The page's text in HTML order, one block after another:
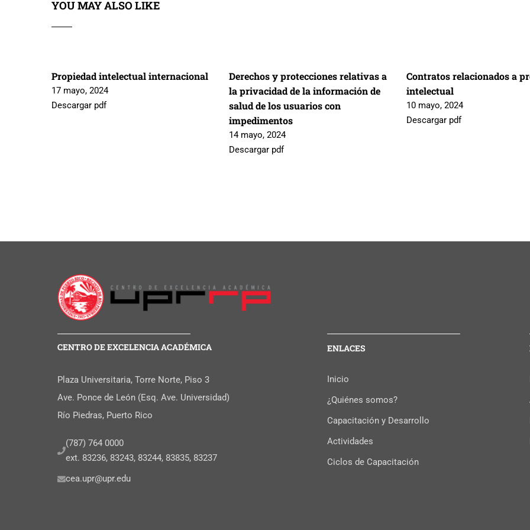
YOU MAY ALSO LIKE
Propiedad intelectual internacional
17 mayo, 2024
Descargar pdf
Derechos y protecciones relativas a
la privacidad de la información de
salud de los usuarios con
impedimentos
14 mayo, 2024
Descargar pdf
Contratos relacionados a
intelectual
10 mayo, 2024
Descargar pdf
CENTRO DE EXCELENCIA ACADÉMICA
Plaza Universitaria, Torre Norte, Piso 3
Ave. Ponce de León (Esq. Ave. Universidad)
Río Piedras, Puerto Rico
(787) 764 0000
ext. 83236, 83243, 83244, 83835, 83237
cea.upr@upr.edu
ENLACES
Inicio
¿Quiénes somos?
Capacitación y Desarrollo
Actividades
Ciclos de Capacitación